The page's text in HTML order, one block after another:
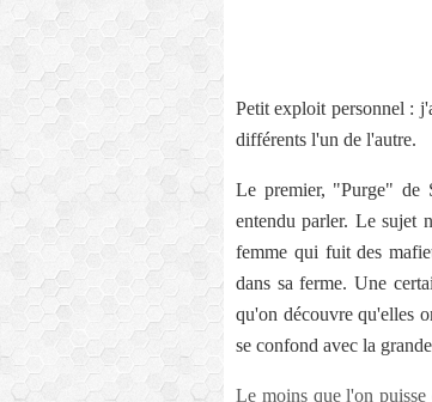
Petit exploit personnel :
différents l'un de l'autre.
Le premier, "Purge" de
entendu parler. Le sujet
femme qui fuit des
dans sa ferme. Une
qu'on découvre qu'elles
se confond avec la
Le moins que l'on